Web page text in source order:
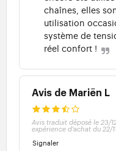
chaînes, elles
utilisation
système de
réel confort !
Avis de Mariën L
Avis traduit déposé le 23/
expérience d'achat du 22/
Signaler